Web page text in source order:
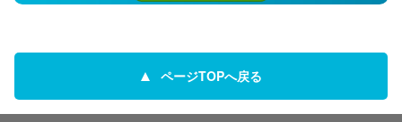
ページTOPへ戻る